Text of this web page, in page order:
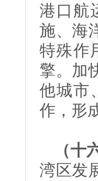
港口航
施、海
特殊作
擎。加
他城市
作，形
（
湾区发